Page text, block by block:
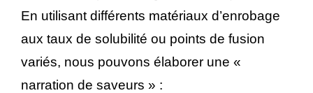
En utilisant différents matériaux d’enrobage
aux taux de solubilité ou points de fusion
variés, nous pouvons élaborer une «
narration de saveurs » :